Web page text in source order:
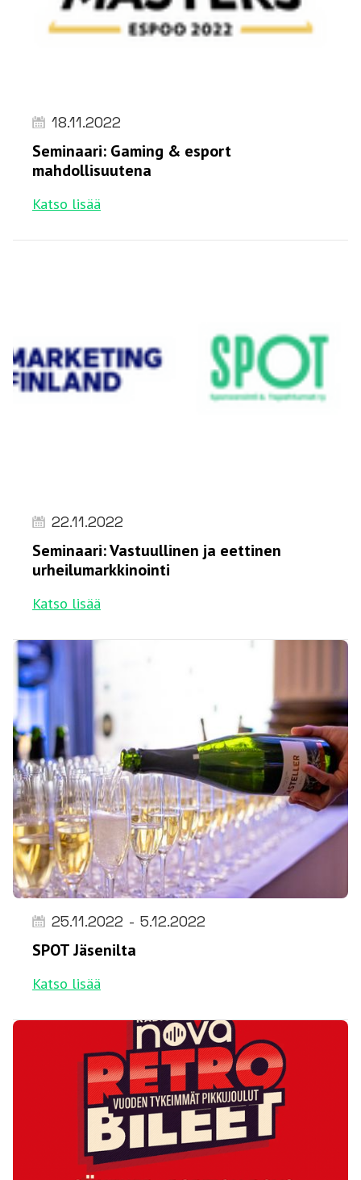
18.11.2022
Seminaari: Gaming & esport
mahdollisuutena
Katso lisää
22.11.2022
Seminaari: Vastuullinen ja eettinen
urheilumarkkinointi
Katso lisää
25.11.2022 - 5.12.2022
SPOT Jäsenilta
Katso lisää